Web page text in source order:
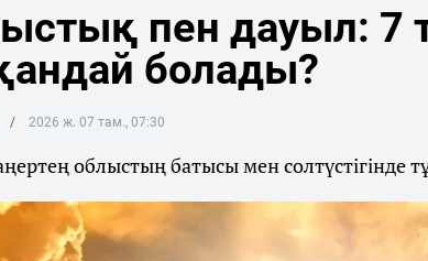
ыстық пен дауыл: 7
болады?
2026 ж. 07 там., 07:30
облыстың батысы мен солтүстігінде